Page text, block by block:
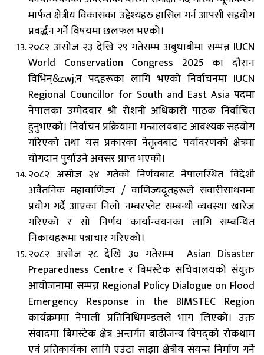
मार्फत क्षेत्रीय विकासका उद्देश्यहरु हासिल गर्न आपसी सहयोग
प्रवर्द्धन गर्ने विषयमा छलफल भएको।
२०८२ असोज २३ देखि २९ गतेसम्म अबुधाबीमा सम्पन्न IUCN
World Conservation Congress 2025 का दौरान
विभिन्&zwj;न पदहरूका लागि भएको निर्वाचनमा IUCN
Regional Councillor for South and East Asia पदमा
नेपालका उम्मेदवार श्री रोशनी अधिकारी पाठक निर्वाचित
हुनुभएको। निर्वाचन प्रक्रियामा मन्त्रालयबाट आवश्यक सहयोग
गरिएको तथा यस प्रकारका नेतृत्वबाट पर्यावरणको क्षेत्रमा
योगदान पुर्याउने अवसर प्राप्त भएको।
२०८२ असोज २४ गतेको निर्णयबाट नेपालस्थित विदेशी
अवैतनिक महावाणिज्य / वाणिज्यदूतहरूले सवारीसाधनमा
प्रयोग गर्दै आएका निलो नम्बरप्लेट सम्बन्धी व्यवस्था खारेज
गरिएको र सो निर्णय कार्यान्वयनका लागि सम्बन्धित
निकायहरूमा पत्राचार गरिएको।
२०८२ असोज २८ देखि ३० गतेसम्म Asian Disaster
Preparedness Centre र बिमस्टेक सचिवालयको संयुक्त
आयोजनामा सम्पन्न Regional Policy Dialogue on Flood
Emergency Response in the BIMSTEC Region
कार्यक्रममा नेपाली प्रतिनिधिमण्डलले भाग लिएको। उक्त
संवादमा बिमस्टेक क्षेत्र अन्तर्गत बाढीजन्य विपद्को रोकथाम
एवं प्रतिकार्यका लागि एउटा साझा क्षेत्रीय संयन्त्र निर्माण गर्ने